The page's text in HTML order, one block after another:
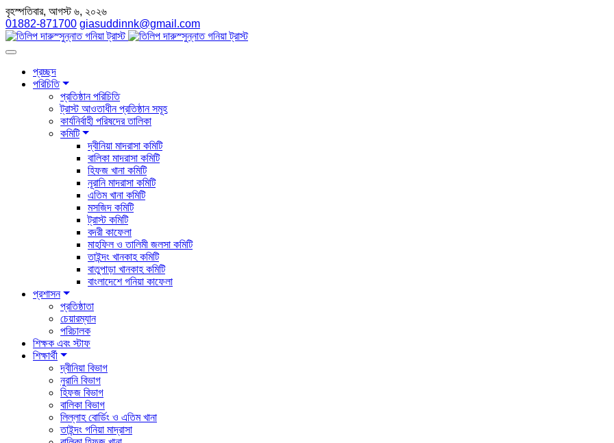
বৃহস্পতিবার, আগস্ট ৬, ২০২৬
01882-871700 giasuddinnk@gmail.com
প্রচ্ছদ
পরিচিতি
প্রতিষ্ঠান পরিচিতি
ট্রাস্ট আওতাধীন প্রতিষ্ঠান সমূহ
কার্যনির্বাহী পরিষদের তালিকা
কমিটি
দ্বীনিয়া মাদরাসা কমিটি
বালিকা মাদরাসা কমিটি
হিফজ খানা কমিটি
নূরানি মাদরাসা কমিটি
এতিম খানা কমিটি
মসজিদ কমিটি
ট্রাস্ট কমিটি
বদরী কাফেলা
মাহফিল ও তালিমী জলসা কমিটি
তাইন্দং খানকাহ কমিটি
বাতুপাড়া খানকাহ কমিটি
বাংলাদেশে গনিয়া কাফেলা
প্রশাসন
প্রতিষ্ঠাতা
চেয়ারম্যান
পরিচালক
শিক্ষক এবং স্টাফ
শিক্ষার্থী
দ্বীনিয়া বিভাগ
নুরানি বিভাগ
হিফজ বিভাগ
বালিকা বিভাগ
লিল্লাহ বোর্ডিং ও এতিম খানা
তাইন্দং গনিয়া মাদ্রাসা